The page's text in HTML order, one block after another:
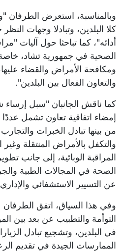
وبالمناسبة، استعرض الطرفان
كلا البلدين، وتبادلا وجهات
أدائه"، كما تباحثا حول آليات
الصحية في جمهورية تشاد،
ومكافحة الأمراض والقضاء
والتعاون الفعال بين البلدين".
كما ناقش الجانبان "سبل
إمضاء اتفاقية تعاون تشمل عددًا
من بينها تبادل الخبرات
والتكفل بالأمراض المنتقلة وغير
المراقبة الوبائية، إلى جانب
الصحة في المجالات الطبية
عن التسيير الاستشفائي
وفي هذا السياق، اتفق الطرفان
التوأمة والتطبيب عن بعد بين
في البلدين، وتشجيع تبادل
الممارسات الجيدة في تقديم